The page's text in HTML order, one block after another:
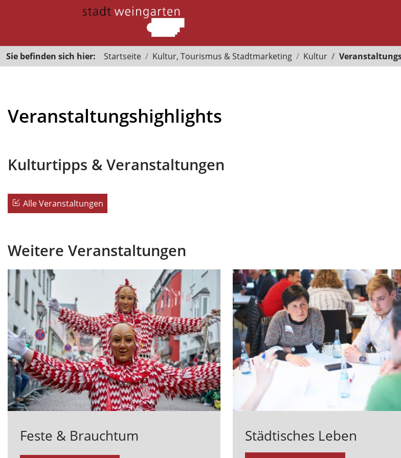
Sie befinden sich hier: Startseite Kultur, Tourismus & Stadtmarketing Kultur
Veranstaltungshighlights
Kulturtipps & Veranstaltungen
Alle Veranstaltungen
Weitere Veranstaltungen
Feste & Brauchtum Städtisches Leben